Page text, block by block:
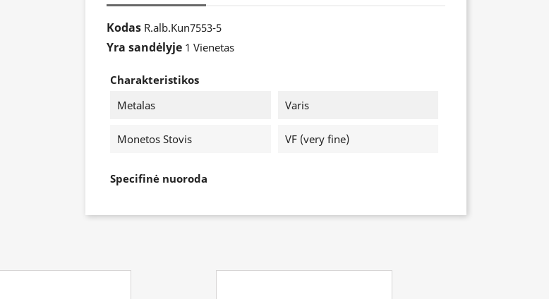
Kodas R.alb.Kun7553-5
Yra sandėlyje 1 Vienetas
Charakteristikos
Metalas
Varis
Monetos Stovis VF (very fine)
Specifinė nuoroda